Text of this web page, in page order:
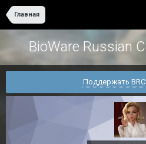
Главная
BioWare Russian
Поддержать